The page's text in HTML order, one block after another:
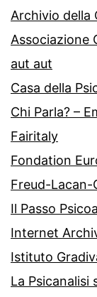
Archivio della
Associazione
aut aut
Casa della
Chi Parla? –
Fairitaly
Fondation
Freud-Lacan-
Il Passo
Internet
Istituto
La Psicanalisi